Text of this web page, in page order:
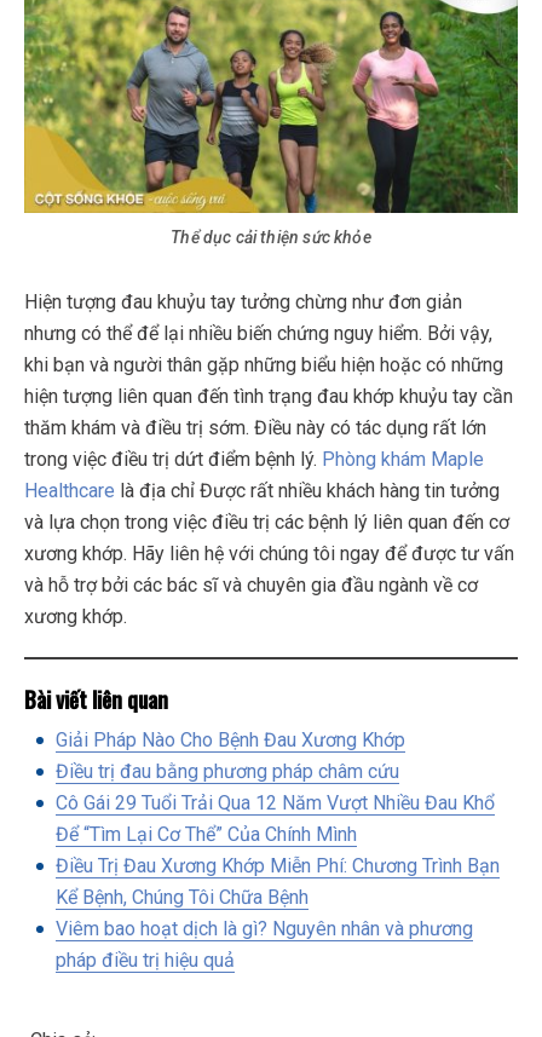
Thể dục cải thiện sức khỏe
Hiện tượng đau khuỷu tay tưởng chừng như đơn giản
nhưng có thể để lại nhiều biến chứng nguy hiểm. Bởi vậy,
khi bạn và người thân gặp những biểu hiện hoặc có những
hiện tượng liên quan đến tình trạng đau khớp khuỷu tay cần
thăm khám và điều trị sớm. Điều này có tác dụng rất lớn
trong việc điều trị dứt điểm bệnh lý. Phòng khám Maple
Healthcare là địa chỉ Được rất nhiều khách hàng tin tưởng
và lựa chọn trong việc điều trị các bệnh lý liên quan đến cơ
xương khớp. Hãy liên hệ với chúng tôi ngay để được tư vấn
và hỗ trợ bởi các bác sĩ và chuyên gia đầu ngành về cơ
xương khớp.
Bài viết liên quan
Giải Pháp Nào Cho Bệnh Đau Xương Khớp
Điều trị đau bằng phương pháp châm cứu
Cô Gái 29 Tuổi Trải Qua 12 Năm Vượt Nhiều Đau Khổ
Để “Tìm Lại Cơ Thể” Của Chính Mình
Điều Trị Đau Xương Khớp Miễn Phí: Chương Trình Bạn
Kể Bệnh, Chúng Tôi Chữa Bệnh
Viêm bao hoạt dịch là gì? Nguyên nhân và phương
pháp điều trị hiệu quả